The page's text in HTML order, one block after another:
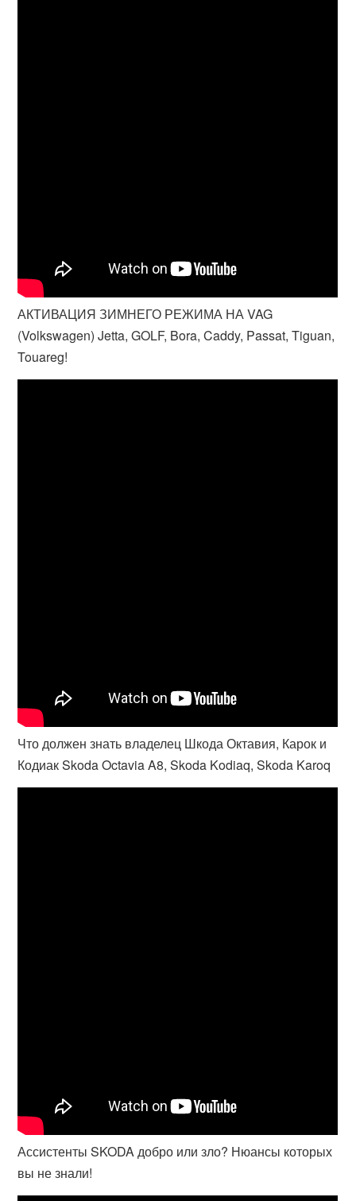
АКТИВАЦИЯ ЗИМНЕГО РЕЖИМА НА VAG
(Volkswagen) Jetta, GOLF, Bora, Caddy, Passat, Tiguan,
Touareg!
Что должен знать владелец Шкода Октавия, Карок и
Кодиак Skoda Octavia A8, Skoda Kodiaq, Skoda Karoq
Ассистенты SKODA добро или зло? Нюансы которых
вы не знали!